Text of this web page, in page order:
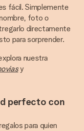
fácil. Simplemente
foto o
directamente
para sorprender.
nuestra
y
perfecto con
para quien